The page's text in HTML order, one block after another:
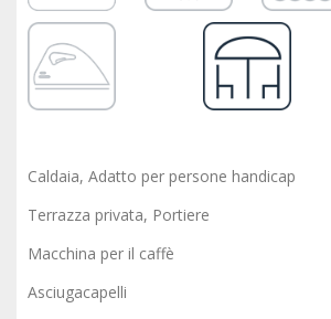
Caldaia, Adatto per persone handicap
Terrazza privata, Portiere
Macchina per il caffè
Asciugacapelli